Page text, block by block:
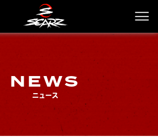
NEWS
ニュース